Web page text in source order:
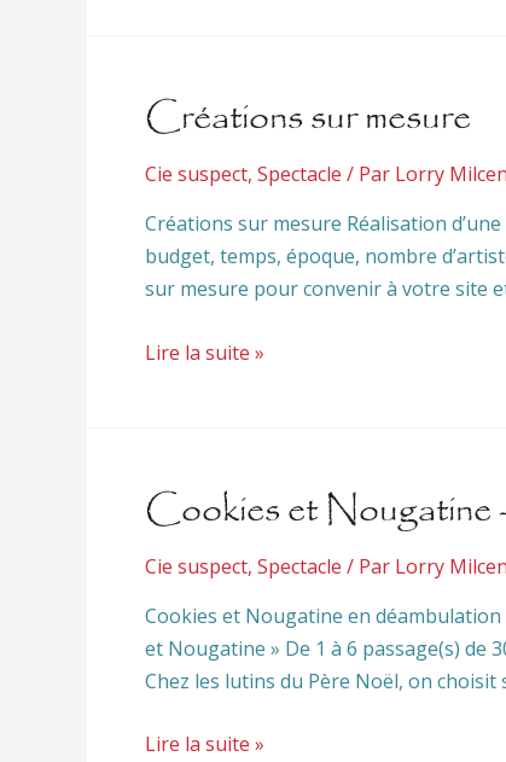
Créations sur mesure
Cie suspect, Spectacle / Par Lorry
Créations sur mesure Réalisation
budget, temps, époque, nombre
sur mesure pour convenir à votre site
Lire la suite »
Cookies et Nougatine
Cie suspect, Spectacle / Par Lorry
Cookies et Nougatine en
et Nougatine » De 1 à 6 passage(s)
Chez les lutins du Père Noël, on
Lire la suite »